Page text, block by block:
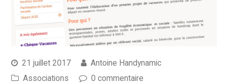
21 juillet 2017
Antoine Handynamic
Associations
0 commentaire